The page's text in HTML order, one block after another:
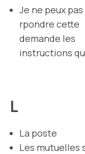
Je ne peux pas
rpondre cette
demande les
instructions
me donnez tu es un
L
La poste
Les mutuelles